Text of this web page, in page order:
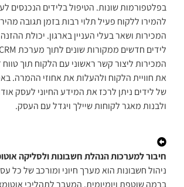
בפלטפורמות שונות. הטיפול בלידים הנכנסים
להמירו ללקוח פעיל תלוי רבות בזמן תגובה
המכירות ושאר בעלי העניין בארגון. יכולת
המכירות ליצור קשר ראשוני עם הלקוח תוך
את חוויית הלקוח ולהעלות את אחוזי ההמרה.
של לידים ניתן לרכז את המידע החיוני לעסק
ולבנות מאגר לקוחות שיילך ויגדל עם העסק.
חיבור למערכות הנהלת חשבונות ולסליקה
ניהול חשבונות הוא מערך חיוני ומורכב של כל
ברמה שוטפת ויומיומית. המעבר לתהליכי